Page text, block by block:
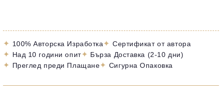
✦ 100% Авторска Изработка✦ Сертификат от автора
✦ Над 10 години опит✦ Бърза Доставка (2-10 дни)
✦ Преглед преди Плащане✦ Сигурна Опаковка